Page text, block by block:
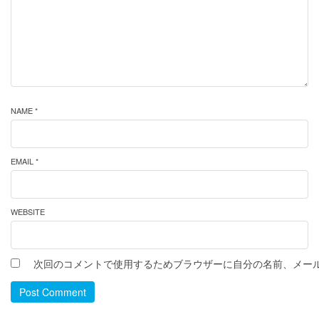
NAME *
EMAIL *
WEBSITE
次回のコメントで使用するためブラウザーに自分の名前、メー
Post Comment